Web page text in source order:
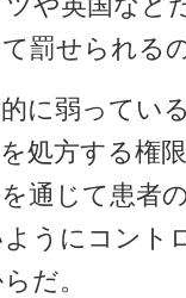
て罰せられる
に弱ってい
処方する権
通じて患者
うにコント
だ。